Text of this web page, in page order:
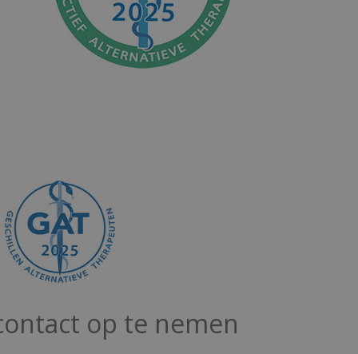
op te nemen